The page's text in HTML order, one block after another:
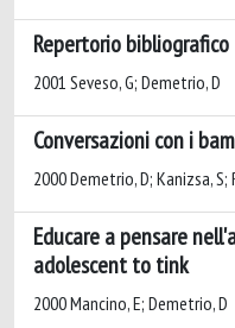
Repertorio bibliografico
2001 Seveso, G; Demetrio, D
Conversazioni con i
2000 Demetrio, D; Kanizsa, S;
Educare a pensare
adolescent to tink
2000 Mancino, E; Demetrio, D